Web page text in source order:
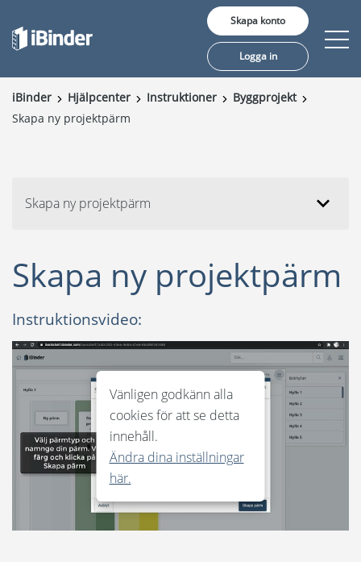
Erbjudande
Insikter
Om oss
Språk:
English
Dansk
Norsk
Nederlands
Skapa konto
Logga in
iBinder Hjälpcenter Instruktioner
Byggprojekt
Skapa ny projektpärm
Skapa ny projektpärm
Hem och bokhyllan
Byggprojekt
Skapa ny projektpärm
Avsluta/Redigera pärm
Skapa ny projektpärm
Instruktionsvideo:
Vänligen godkänn alla
cookies för att se detta
innehåll.
Ändra dina inställningar
här.